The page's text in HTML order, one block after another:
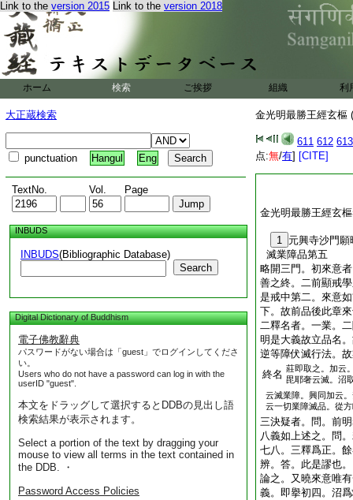
Link to the version 2015 Link to the version 2018
ホーム 検索 ご挨拶 組織 利
大正蔵検索
punctuation Hangul Eng
TextNo. Vol. Page
INBUDS
INBUDS(Bibliographic Database)
Search
Digital Dictionary of Buddhism
電子佛教辭典
パスワードがない場合は「guest」でログインしてくださ
い。
Users who do not have a password can log in with the
userID "guest".
本文をドラッグして選択するとDDBの見出し語
検索結果が表示されます。
Select a portion of the text by dragging your
mouse to view all terms in the text contained in
the DDB. ・
Password Access Policies
金光明最勝王經玄樞
611 612 613
点:無/有] [CITE]
金光明最勝王經玄
1 元興寺沙門
滅業障品第五
略開三門。初來意
善之終。二前顯戒
是戒中第二。來意
下。故前品後此章
二釋名者。一業。
明是大義故立品名
逆等障伏滅行法。
終名 莊即取之。加云
毘耶奢云滅。沼
云滅業障。興同加云
云一切業障滅品。從
三決疑者。問。前
八義如上述之。問
七八。三釋爲正。
辨。答。此是謬也
論之。又曉來意唯
義。即擧初四。沼